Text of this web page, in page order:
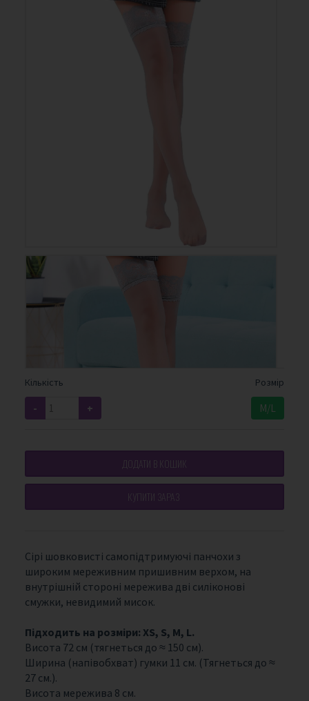
Кількість Розмір
- + M/L
ДОДАТИ В КОШИК
КУПИТИ ЗАРАЗ
Сірі шовковисті самопідтримуючі панчохи з
широким мереживним пришивним верхом, на
внутрішній стороні мережива дві силіконові
смужки, невидимий мисок.
Підходить на розміри: XS, S, M, L.
Висота 72 см (тягнеться до ≈ 150 см).
Ширина (напівобхват) гумки 11 см. (Тягнеться до ≈
27 см.).
Висота мережива 8 см.